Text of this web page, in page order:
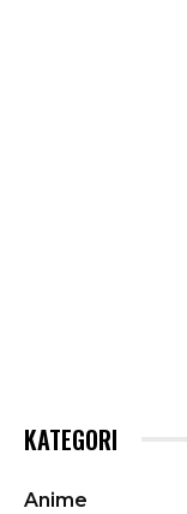
KATEGORI
Anime